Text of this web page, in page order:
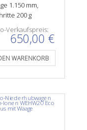
1.150 mm,
200 g
Verkaufspreis:
650,00 €